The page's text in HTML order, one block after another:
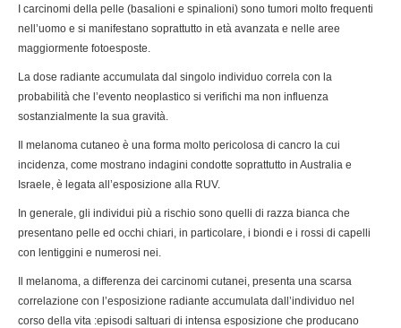
I carcinomi della pelle (basalioni e spinalioni) sono tumori molto frequenti
nell’uomo e si manifestano soprattutto in età avanzata e nelle aree
maggiormente fotoesposte.
La dose radiante accumulata dal singolo individuo correla con la
probabilità che l’evento neoplastico si verifichi ma non influenza
sostanzialmente la sua gravità.
Il melanoma cutaneo è una forma molto pericolosa di cancro la cui
incidenza, come mostrano indagini condotte soprattutto in Australia e
Israele, è legata all’esposizione alla RUV.
In generale, gli individui più a rischio sono quelli di razza bianca che
presentano pelle ed occhi chiari, in particolare, i biondi e i rossi di capelli
con lentiggini e numerosi nei.
Il melanoma, a differenza dei carcinomi cutanei, presenta una scarsa
correlazione con l’esposizione radiante accumulata dall’individuo nel
corso della vita :episodi saltuari di intensa esposizione che producano